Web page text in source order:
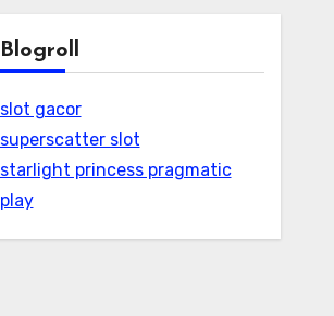
Blogroll
slot gacor
superscatter slot
starlight princess pragmatic
play